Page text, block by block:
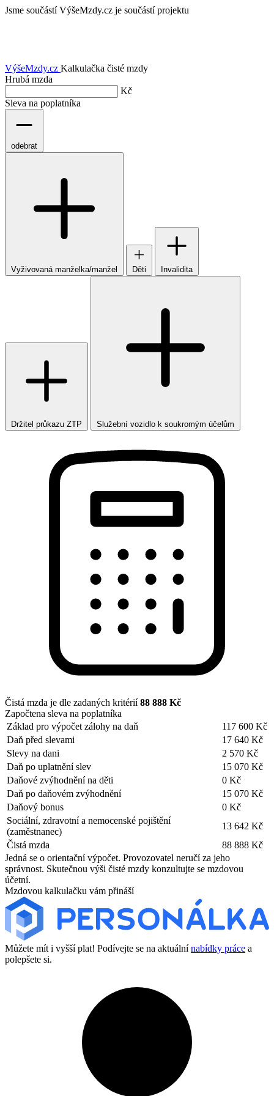
Jsme součástí VýšeMzdy.cz je součástí projektu
VýšeMzdy.cz Kalkulačka čisté mzdy
Hrubá mzda
Kč
Sleva na poplatníka
odebrat
Vyživovaná manželka/manžel Děti Invalidita
Držitel průkazu ZTP Služební vozidlo k soukromým účelům
Čistá mzda je dle zadaných kritérií88 888 Kč
Započtena sleva na poplatníka
Základ pro výpočet zálohy na daň
117 600 Kč
Daň před slevami
17 640 Kč
Slevy na dani
2 570 Kč
Daň po uplatnění slev
15 070 Kč
Daňové zvýhodnění na děti
0 Kč
Daň po daňovém zvýhodnění
15 070 Kč
Daňový bonus
0 Kč
Sociální, zdravotní a nemocenské pojištění
(zaměstnanec)
13 642 Kč
Čistá mzda
88 888 Kč
Jedná se o orientační výpočet. Provozovatel neručí za jeho
správnost. Skutečnou výši čisté mzdy konzultujte se mzdovou
účetní.
Mzdovou kalkulačku vám přináší
Můžete mít i vyšší plat! Podívejte se na aktuálnínabídky práce a
polepšete si.